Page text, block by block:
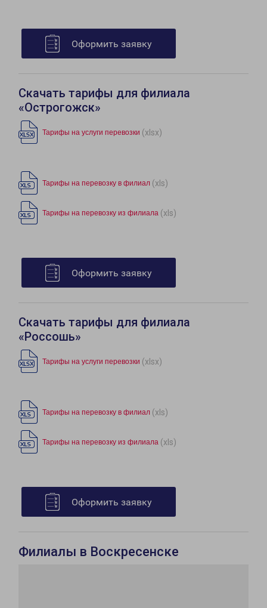
Оформить заявку
Скачать тарифы для филиала
«Острогожск»
Тарифы на услуги перевозки (xlsx)
Тарифы на перевозку в филиал (xls)
Тарифы на перевозку из филиала (xls)
Оформить заявку
Скачать тарифы для филиала
«Россошь»
Тарифы на услуги перевозки (xlsx)
Тарифы на перевозку в филиал (xls)
Тарифы на перевозку из филиала (xls)
Оформить заявку
Филиалы в Воскресенске